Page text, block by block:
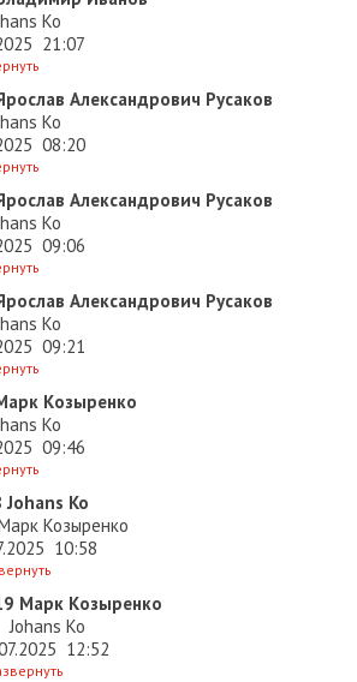
Ko
21:07
Александрович Русаков
Ko
08:20
Александрович Русаков
Ko
09:06
Александрович Русаков
Ko
09:21
Козыренко
Ko
09:46
Johans Ko
Козыренко
10:58
Марк Козыренко
Johans Ko
12:52